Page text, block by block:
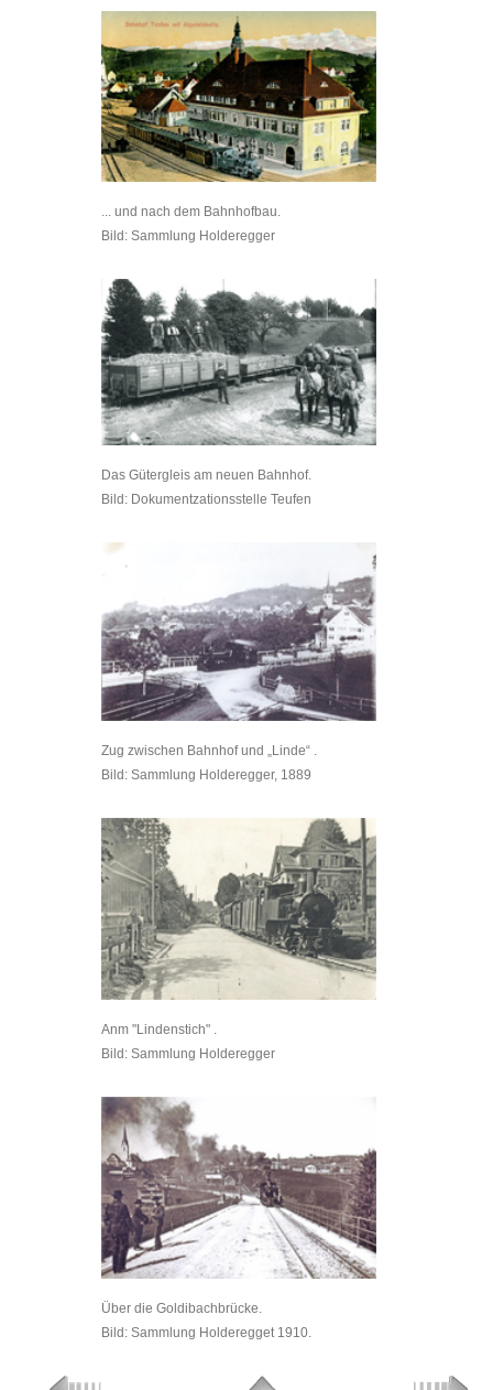
... und nach dem Bahnhofbau.
Bild: Sammlung Holderegger
Das Gütergleis am neuen Bahnhof.
Bild: Dokumentzationsstelle Teufen
Zug zwischen Bahnhof und „Linde“ .
Bild: Sammlung Holderegger, 1889
Anm "Lindenstich" .
Bild: Sammlung Holderegger
Über die Goldibachbrücke.
Bild: Sammlung Holderegget 1910.